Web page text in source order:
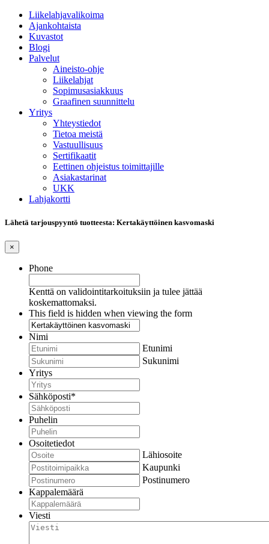
Liikelahjavalikoima
Ajankohtaista
Kuvastot
Blogi
Palvelut
Aineisto-ohje
Liikelahjat
Sopimusasiakkuus
Graafinen suunnittelu
Yritys
Yhteystiedot
Tietoa meistä
Vastuullisuus
Sertifikaatit
Eettinen ohjeistus toimittajille
Asiakastarinat
UKK
Lahjakortti
Lähetä tarjouspyyntö tuotteesta: Kertakäyttöinen kasvomaski
×
Phone
Kenttä on validointitarkoituksiin ja tulee jättää
koskemattomaksi.
This field is hidden when viewing the form
Nimi
Etunimi
Sukunimi
Yritys
Sähköposti*
Puhelin
Osoitetiedot
Lähiosoite
Kaupunki
Postinumero
Kappalemäärä
Viesti